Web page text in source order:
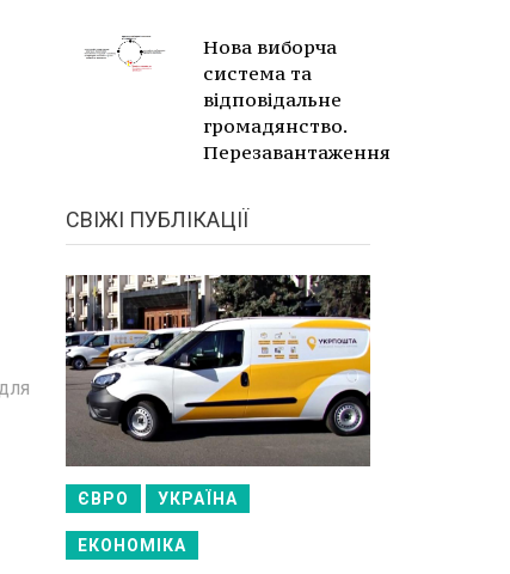
Нова виборча
система та
відповідальне
громадянство.
Перезавантаження
СВІЖІ ПУБЛІКАЦІЇ
ЄВРО УКРАЇНА
ЕКОНОМІКА